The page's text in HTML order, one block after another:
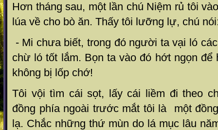
Hơn tháng sau, một lần chú Niệm rủ tôi
lúa về cho bò ăn. Thấy tôi lưỡng lự, chú
- Mi chưa biết, trong đó người ta vại ló
chừ ló tốt lắm. Bọn ta vào đó hớt ngọn để
không bị lốp chớ!
Tôi vội tìm cái sọt, lấy cái liềm đi theo
đồng phía ngoài trước mắt tôi là một
lạ. Chắc những thứ mùn do lá mục lâu